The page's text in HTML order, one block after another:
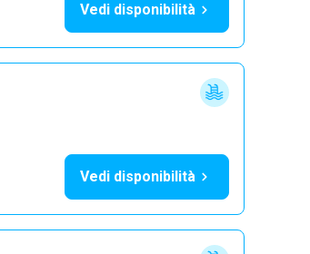
Vedi disponibilità
Vedi disponibilità